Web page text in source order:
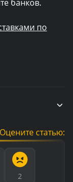
банков.
по
Оцените статью:
2